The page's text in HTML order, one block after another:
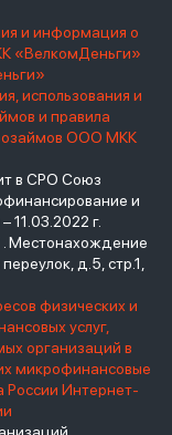
и информация о
«ВелкомДеньги»
использования и
и правила
ООО МКК
в СРО Союз
и
11.03.2022 г.
. Местонахождение
д.5, стр.1,
физических и
услуг,
организаций в
микрофинансовые
России Интернет-